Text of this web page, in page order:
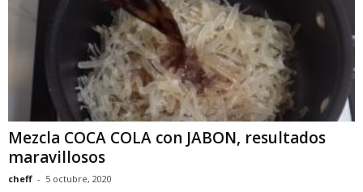
Mezcla COCA COLA con JABON, resultados
maravillosos
cheff - 5 octubre, 2020